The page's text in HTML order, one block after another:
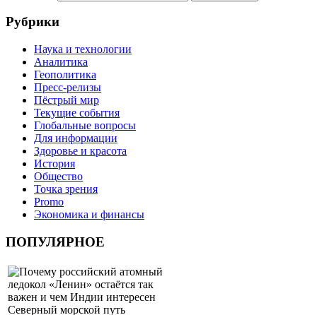
Рубрики
Наука и технологии
Аналитика
Геополитика
Пресс-релизы
Пёстрый мир
Текущие события
Глобальные вопросы
Для информации
Здоровье и красота
История
Общество
Точка зрения
Promo
Экономика и финансы
ПОПУЛЯРНОЕ